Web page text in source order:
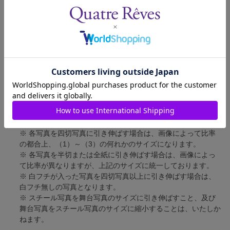
短辺 217mm × 長辺 305mm
短辺 213mm × 長辺 305mm
短辺 254mm × 長辺 305mm
半切写真
短辺 305mm × 長辺 432mm
短辺 402mm × 長辺 559mm
写真のサイズにつきまして、下記の件も併せてご了承ください。
※ 宝塚大劇場および新人公演の舞台写真につきましては、4辺
に白フチが入ります。
※ 各写真を四切写真に引き伸ばす場合は、画像によって比率
の都合上、（1）～（3）の何れかのサイズになります。
※ 各写真を半切または全紙に引き伸ばす場合は、画像によっ
て比率が異なりますが、上記のサイズに統一しております。
※ 白フチが入った写真を四切写真以上に引き伸ばす場合は、
白フチ無しの写真となります。
※ スチール写真を舞台写真のサイズに引き伸ばすこと、及び
舞台写真をスチール写真のサイズに縮小することは、いたしか
ねます。